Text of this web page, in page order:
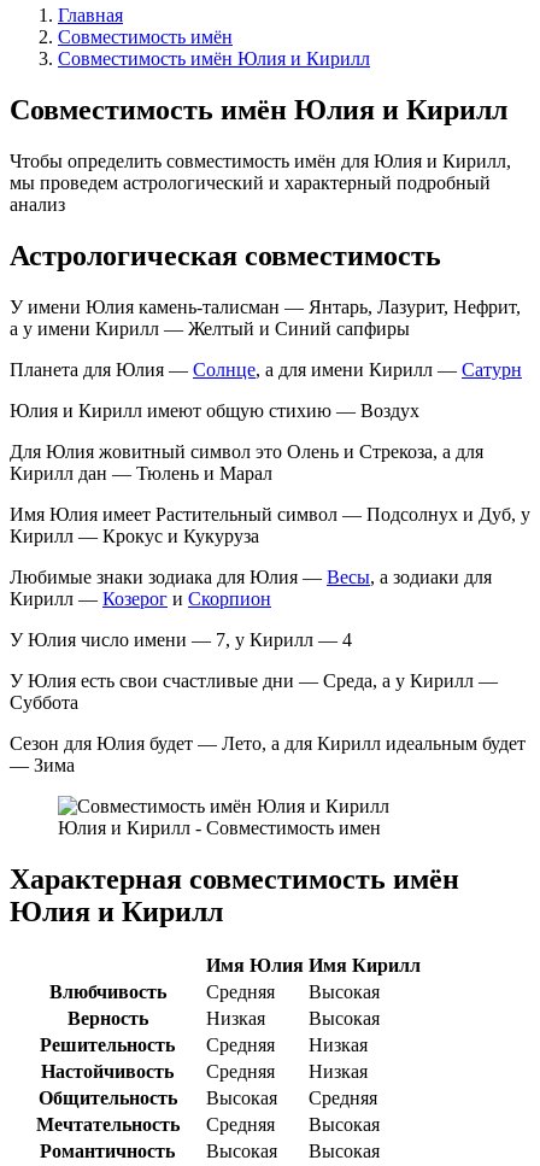
Главная
Совместимость имён
Совместимость имён Юлия и Кирилл
Совместимость имён Юлия и Кирилл
Чтобы определить совместимость имён для Юлия и Кирилл,
мы проведем астрологический и характерный подробный
анализ
Астрологическая совместимость
У имени Юлия камень-талисман — Янтарь, Лазурит, Нефрит,
а у имени Кирилл — Желтый и Синий сапфиры
Планета для Юлия — Солнце, а для имени Кирилл — Сатурн
Юлия и Кирилл имеют общую стихию — Воздух
Для Юлия жовитный символ это Олень и Стрекоза, а для
Кирилл дан — Тюлень и Марал
Имя Юлия имеет Растительный символ — Подсолнух и Дуб, у
Кирилл — Крокус и Кукуруза
Любимые знаки зодиака для Юлия — Весы, а зодиаки для
Кирилл — Козерог и Скорпион
У Юлия число имени — 7, у Кирилл — 4
У Юлия есть свои счастливые дни — Среда, а у Кирилл —
Суббота
Сезон для Юлия будет — Лето, а для Кирилл идеальным будет
— Зима
Юлия и Кирилл - Совместимость имен
Характерная совместимость имён
Юлия и Кирилл
Имя Юлия Имя Кирилл
Влюбчивость
Средняя
Высокая
Верность
Низкая
Высокая
Решительность
Средняя
Низкая
Настойчивость
Средняя
Низкая
Общительность
Высокая
Средняя
Мечтательность
Средняя
Высокая
Романтичность
Высокая Высокая